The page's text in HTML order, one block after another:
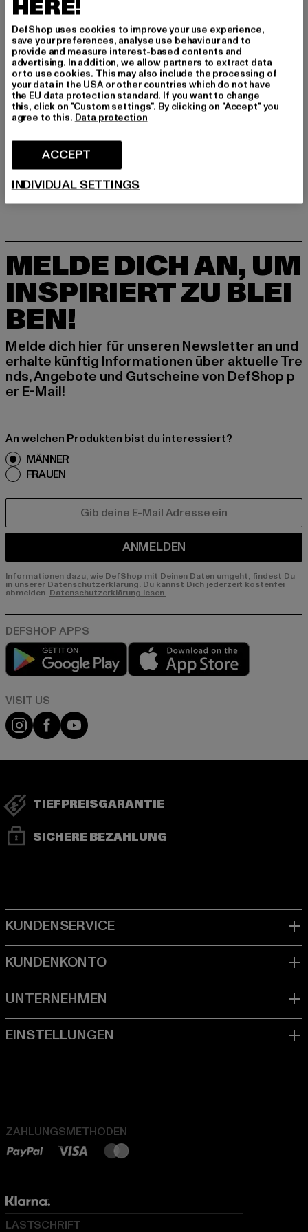
Hersteller: THE HOFF BRAND S.L |
hello@thehoffbrand.com
Juan de Villanueva 8 | 3203 Elche | ES
GRÖSSE & PASSFORM
PFLEGEHINWEISE
LIEFERUNG & RÜCKGABE
MELDE DICH AN, UM
INSPIRIERT ZU BLEI
BEN!
Melde dich hier für unseren Newsletter an und
erhalte künftig Informationen über aktuelle Tre
nds, Angebote und Gutscheine von DefShop p
er E-Mail!
An welchen Produkten bist du interessiert?
MÄNNER
FRAUEN
ANMELDEN
Informationen dazu, wie DefShop mit Deinen Daten umgeht, findest Du
in unserer Datenschutzerklärung. Du kannst Dich jederzeit kostenfei
abmelden. Datenschutzerklärung lesen.
Play market
Visit our Instagram page:
Visit our Facebook page:
Visit our YouTube channel:
TIEFPREISGARANTIE
SICHERE BEZAHLUNG
ZAHLUNGSMETHODEN
LASTSCHRIFT
HERE!
DefShop uses cookies to improve your use experience,
save your preferences, analyse use behaviour and to
provide and measure interest-based contents and
advertising. In addition, we allow partners to extract data
or to use cookies. This may also include the processing of
your data in the USA or other countries which do not have
the EU data protection standard. If you want to change
this, click on "Custom settings". By clicking on "Accept" you
agree to this. Data protection
ACCEPT
INDIVIDUAL SETTINGS